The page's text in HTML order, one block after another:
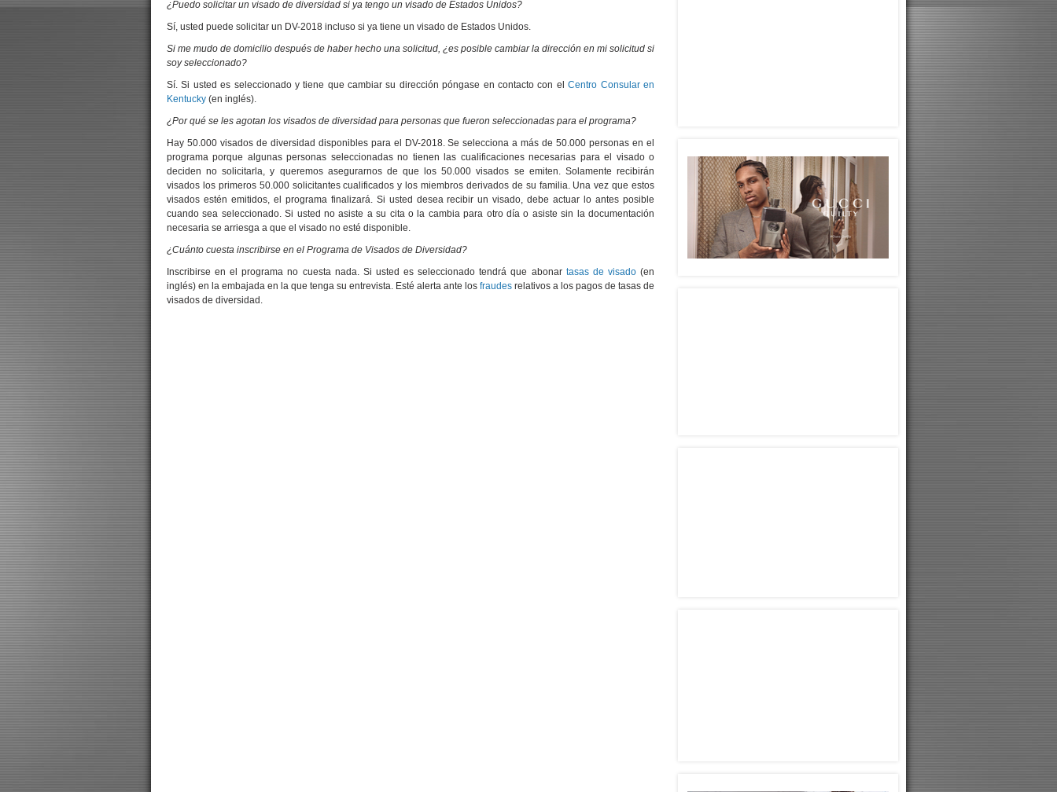
¿Puedo solicitar un visado de diversidad si ya tengo un visado de Estados Unidos?
Sí, usted puede solicitar un DV-2018 incluso si ya tiene un visado de Estados Unidos.
Si me mudo de domicilio después de haber hecho una solicitud, ¿es posible cambiar la dirección en mi solicitud si
soy seleccionado?
Sí. Si usted es seleccionado y tiene que cambiar su dirección póngase en contacto con elCentro Consular en
Kentucky (en inglés).
¿Por qué se les agotan los visados de diversidad para personas que fueron seleccionadas para el programa?
Hay 50.000 visados de diversidad disponibles para el DV-2018. Se selecciona a más de 50.000 personas en el
programa porque algunas personas seleccionadas no tienen las cualificaciones necesarias para el visado o
deciden no solicitarla, y queremos asegurarnos de que los 50.000 visados se emiten. Solamente recibirán
visados los primeros 50.000 solicitantes cualificados y los miembros derivados de su familia. Una vez que estos
visados estén emitidos, el programa finalizará. Si usted desea recibir un visado, debe actuar lo antes posible
cuando sea seleccionado. Si usted no asiste a su cita o la cambia para otro día o asiste sin la documentación
necesaria se arriesga a que el visado no esté disponible.
¿Cuánto cuesta inscribirse en el Programa de Visados de Diversidad?
Inscribirse en el programa no cuesta nada. Si usted es seleccionado tendrá que abonar tasas de visado(en
inglés) en la embajada en la que tenga su entrevista. Esté alerta ante los fraudes relativos a los pagos de tasas de
visados de diversidad.